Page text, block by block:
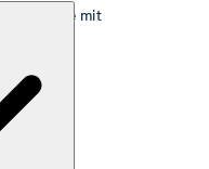
teilweise mit